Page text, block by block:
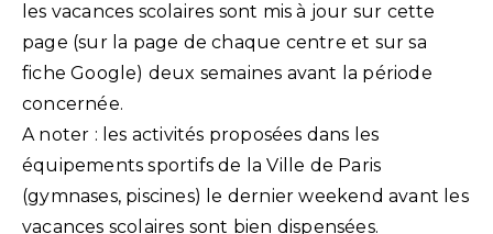
les vacances scolaires sont mis à jour sur cette
page (sur la page de chaque centre et sur sa
fiche Google) deux semaines avant la période
concernée.
A noter : les activités proposées dans les
équipements sportifs de la Ville de Paris
(gymnases, piscines) le dernier weekend avant les
vacances scolaires sont bien dispensées.